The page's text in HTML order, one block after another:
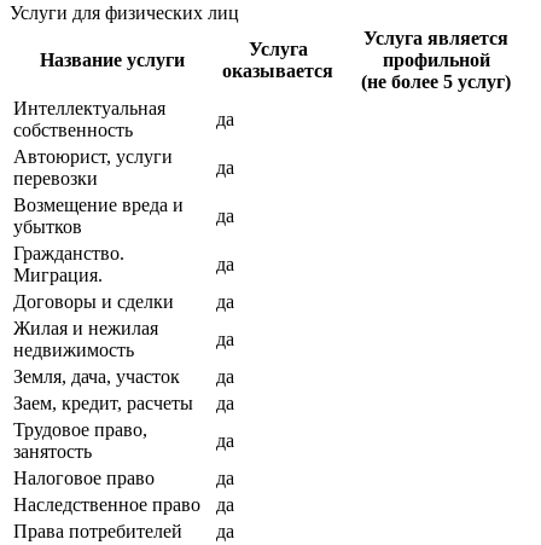
Услуги для физических лиц
Название услуги
Услуга
оказывается
Услуга является
профильной
(не более 5 услуг)
Интеллектуальная
собственность
да
Автоюрист, услуги
перевозки
да
Возмещение вреда и
убытков
да
Гражданство.
Миграция.
да
Договоры и сделки
да
Жилая и нежилая
недвижимость
да
Земля, дача, участок
да
Заем, кредит, расчеты
да
Трудовое право,
занятость
да
Налоговое право
да
Наследственное право
да
Права потребителей
да